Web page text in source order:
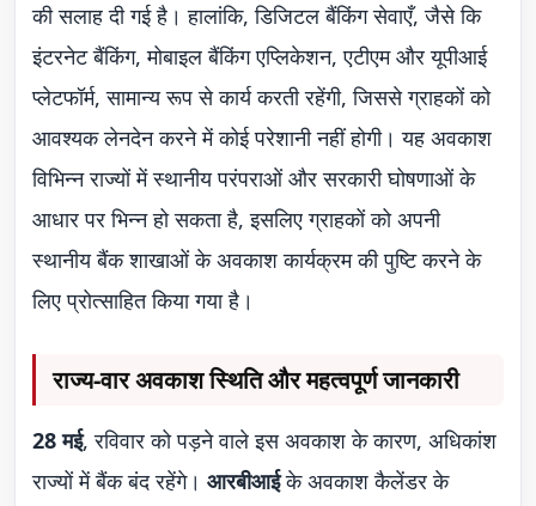
की सलाह दी गई है। हालांकि, डिजिटल बैंकिंग सेवाएँ, जैसे कि
इंटरनेट बैंकिंग, मोबाइल बैंकिंग एप्लिकेशन, एटीएम और यूपीआई
प्लेटफॉर्म, सामान्य रूप से कार्य करती रहेंगी, जिससे ग्राहकों को
आवश्यक लेनदेन करने में कोई परेशानी नहीं होगी। यह अवकाश
विभिन्न राज्यों में स्थानीय परंपराओं और सरकारी घोषणाओं के
आधार पर भिन्न हो सकता है, इसलिए ग्राहकों को अपनी
स्थानीय बैंक शाखाओं के अवकाश कार्यक्रम की पुष्टि करने के
लिए प्रोत्साहित किया गया है।
राज्य-वार अवकाश स्थिति और महत्वपूर्ण जानकारी
28 मई, रविवार को पड़ने वाले इस अवकाश के कारण, अधिकांश
राज्यों में बैंक बंद रहेंगे। आरबीआईके अवकाश कैलेंडर के